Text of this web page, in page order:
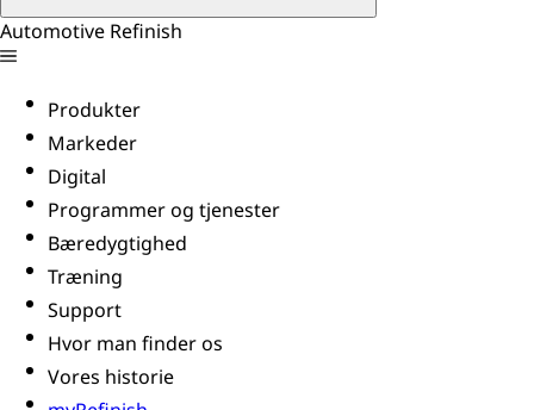
Automotive Refinish
Produkter
Markeder
Digital
Programmer og tjenester
Bæredygtighed
Træning
Support
Hvor man finder os
Vores historie